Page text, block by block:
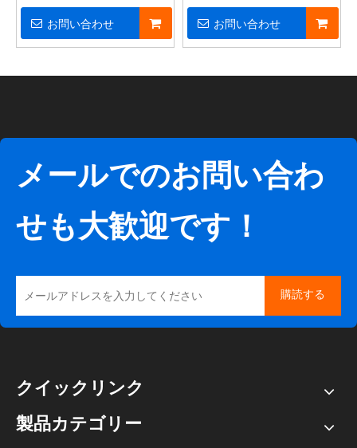
お問い合わせ お問い合わせ
メールでのお問い合わ
せも大歓迎です！
購読する
クイックリンク
製品カテゴリー